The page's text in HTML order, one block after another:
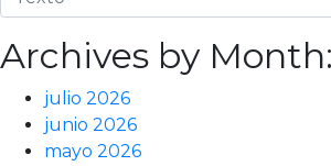
Archives by Month:
julio 2026
junio 2026
mayo 2026